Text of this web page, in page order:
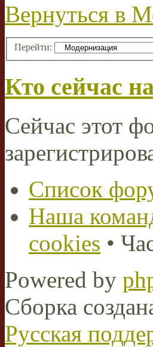
Вернуться в
Перейти:
Кто сейчас
Сейчас этот
Список
Наша
cookies •
Powered by
Сборка
Русская